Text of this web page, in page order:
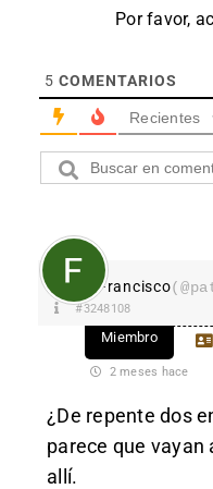
Por favor,
5 COMENTARIOS
Recientes
Francisco
#3248108
Miembro
2 meses hace
¿De repente dos
parece que vayan
allí.